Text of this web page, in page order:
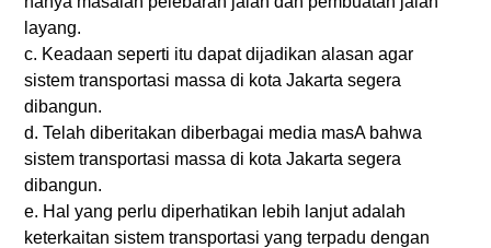
layang.
c. Keadaan seperti itu dapat dijadikan alasan agar
sistem transportasi massa di kota Jakarta segera
dibangun.
d. Telah diberitakan diberbagai media masA bahwa
sistem transportasi massa di kota Jakarta segera
dibangun.
e. Hal yang perlu diperhatikan lebih lanjut adalah
keterkaitan sistem transportasi yang terpadu dengan